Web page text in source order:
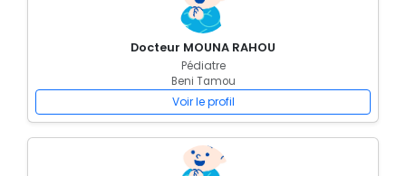
Docteur MOUNA RAHOU
Pédiatre
Beni Tamou
Voir le profil